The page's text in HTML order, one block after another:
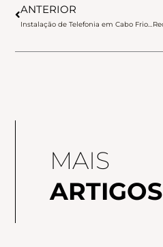
ANTERIOR
MAIS
ARTIGOS